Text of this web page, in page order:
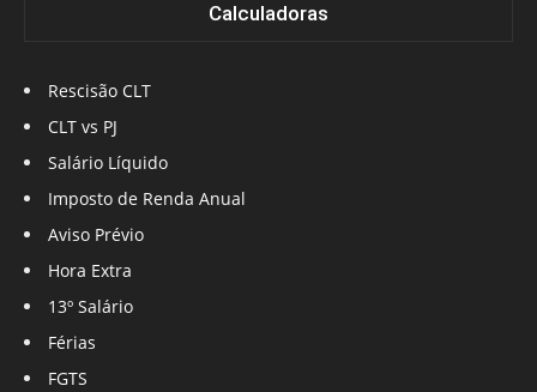
Calculadoras
Rescisão CLT
CLT vs PJ
Salário Líquido
Imposto de Renda Anual
Aviso Prévio
Hora Extra
13º Salário
Férias
FGTS